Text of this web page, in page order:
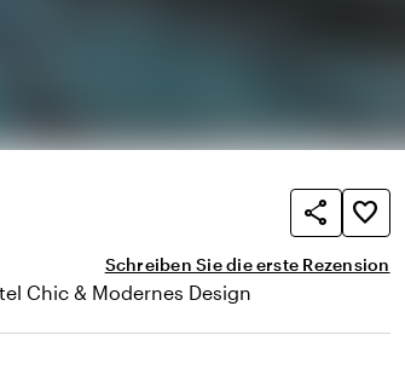
share
favorite_border
Schreiben Sie die erste Rezension
Chic & Modernes Design